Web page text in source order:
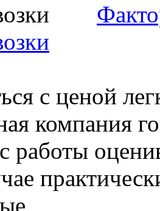
с ценой
компания
работы